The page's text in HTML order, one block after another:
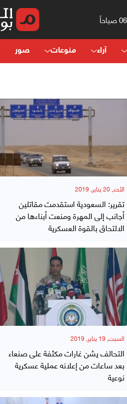
آراء منوعات صور
الأحد, 20 يناير, 2019
تقرير: السعودية استقدمت مقاتلين
أجانب إلى المهرة ومنعت أبناءها من
الالتحاق بالقوة العسكرية
السبت, 19 يناير, 2019
التحالف يشن غارات مكثفة على صنعاء
بعد ساعات من إعلانه عملية عسكرية
نوعية